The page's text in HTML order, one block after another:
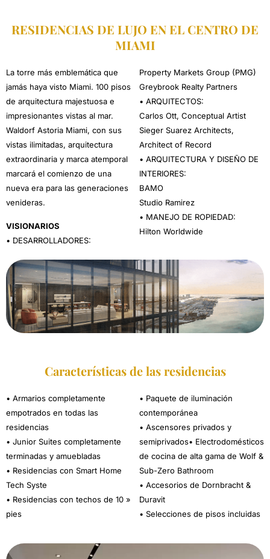
RESIDENCIAS DE LUJO EN EL CENTRO DE
MIAMI
La torre más emblemática que
jamás haya visto Miami. 100 pisos
de arquitectura majestuosa e
impresionantes vistas al mar.
Waldorf Astoria Miami, con sus
vistas ilimitadas, arquitectura
extraordinaria y marca atemporal
marcará el comienzo de una
nueva era para las generaciones
venideras.
VISIONARIOS
• DESARROLLADORES:
Property Markets Group (PMG)
Greybrook Realty Partners
• ARQUITECTOS:
Carlos Ott, Conceptual Artist
Sieger Suarez Architects,
Architect of Record
• ARQUITECTURA Y DISEÑO DE
INTERIORES:
BAMO
Studio Ramirez
• MANEJO DE ROPIEDAD:
Hilton Worldwide
Características de las residencias
• Armarios completamente
empotrados en todas las
residencias
• Junior Suites completamente
terminadas y amuebladas
• Residencias con Smart Home
Tech Syste
• Residencias con techos de 10 »
pies
• Paquete de iluminación
contemporánea
• Ascensores privados y
semiprivados• Electrodomésticos
de cocina de alta gama de Wolf &
Sub-Zero Bathroom
• Accesorios de Dornbracht &
Duravit
• Selecciones de pisos incluidas